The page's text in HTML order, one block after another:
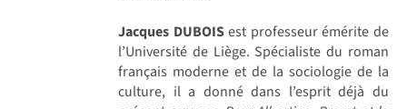
Jacques DUBOISest professeur émérite de
l’Université de Liège. Spécialiste du roman
français moderne et de la sociologie de la
culture, il a donné dans l’esprit déjà du